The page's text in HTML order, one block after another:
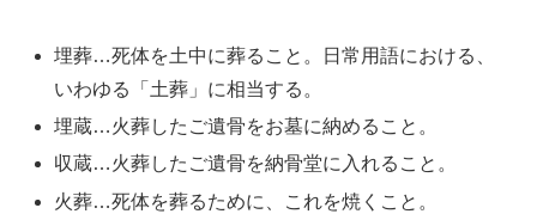
埋葬…死体を土中に葬ること。日常用語における、
いわゆる「土葬」に相当する。
埋蔵…火葬したご遺骨をお墓に納めること。
収蔵…火葬したご遺骨を納骨堂に入れること。
火葬…死体を葬るために、これを焼くこと。